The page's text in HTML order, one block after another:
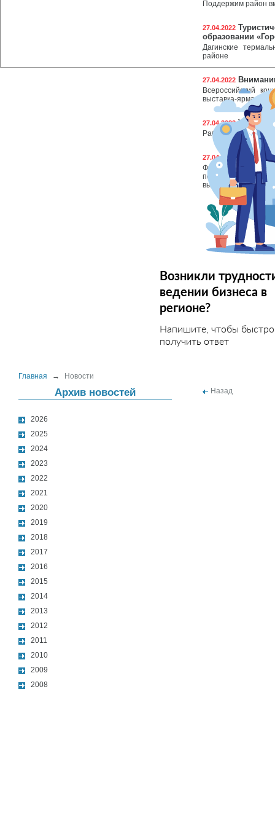
Возникли
ведении бизнеса в
регионе?
Напишите, чтобы быстро
получить ответ
Главная → Новости
Архив новостей
2026
2025
2024
2023
2022
2021
2020
2019
2018
2017
2016
2015
2014
2013
2012
2011
2010
2009
2008
Поддержим район
27.04.2022
образовании
Дагинские
районе
27.04.2022
Всероссийский
выставка-ярмарка
27.04.2022
Работа ведётся в
27.04.2022
Физическая
помогают
выработку
Назад